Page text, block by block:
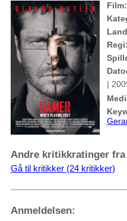
Film:
Regi:
|
Andre kritikkratinger fra
Gå til kritikker (24 kritikker)
Anmeldelsen: